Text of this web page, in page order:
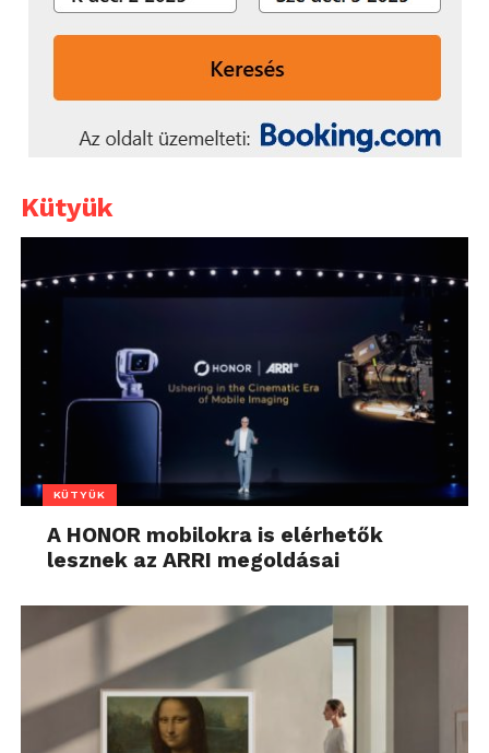
Kütyük
KÜTYÜK
A HONOR mobilokra is elérhetők
lesznek az ARRI megoldásai